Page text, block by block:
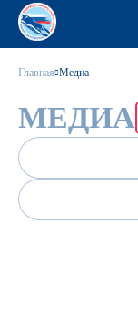
Главная Медиа
МЕДИА